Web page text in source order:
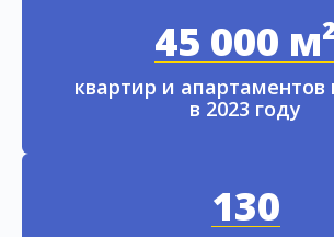
45 000
квартир и апартаментов
в 2023 году
130